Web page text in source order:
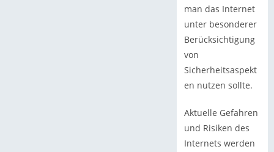
man das Internet
unter besonderer
Berücksichtigung
von
Sicherheitsaspekt
en nutzen sollte.
Aktuelle Gefahren
und Risiken des
Internets werden